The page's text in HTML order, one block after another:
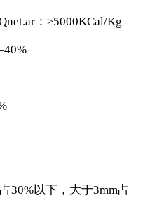
：≥5000KCal/Kg
30%以下，大于3mm占